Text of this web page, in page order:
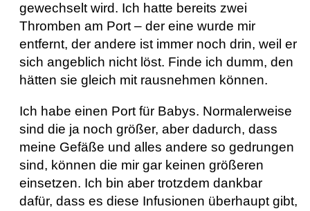
gewechselt wird. Ich hatte bereits zwei
Thromben am Port – der eine wurde mir
entfernt, der andere ist immer noch drin, weil er
sich angeblich nicht löst. Finde ich dumm, den
hätten sie gleich mit rausnehmen können.
Ich habe einen Port für Babys. Normalerweise
sind die ja noch größer, aber dadurch, dass
meine Gefäße und alles andere so gedrungen
sind, können die mir gar keinen größeren
einsetzen. Ich bin aber trotzdem dankbar
dafür, dass es diese Infusionen überhaupt gibt,